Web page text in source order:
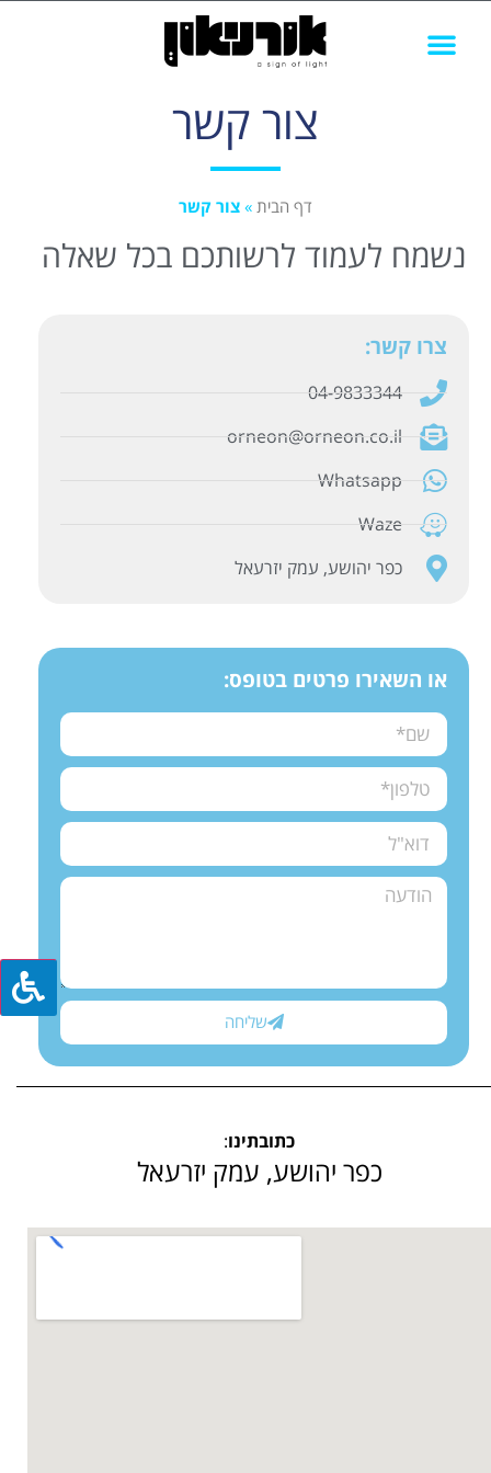
צור קשר
דף הבית » צור קשר
נשמח לעמוד לרשותכם בכל שאלה​
צרו קשר:​
04-9833344
orneon@orneon.co.il
Whatsapp
Waze
כפר יהושע, עמק יזרעאל
או השאירו פרטים בטופס:
שליחה
כתובתינו:
כפר יהושע, עמק יזרעאל